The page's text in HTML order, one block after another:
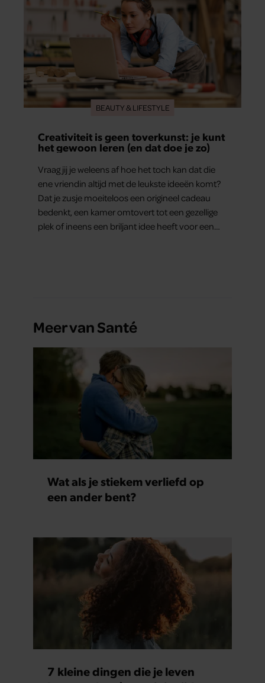
BEAUTY & LIFESTYLE
Creativiteit is geen toverkunst: je kunt
het gewoon leren (en dat doe je zo)
Vraag jij je weleens af hoe het toch kan dat die
ene vriendin altijd met de leukste ideeën komt?
Dat je zusje moeiteloos een origineel cadeau
bedenkt, een kamer omtovert tot een gezellige
plek of ineens een briljant idee heeft voor een
Meer van Santé
Wat als je stiekem verliefd op
een ander bent?
7 kleine dingen die je leven